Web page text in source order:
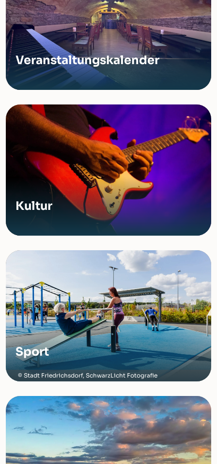
Veranstaltungskalender
Kultur
Sport
Stadt Friedrichsdorf, SchwarzLicht Fotografie